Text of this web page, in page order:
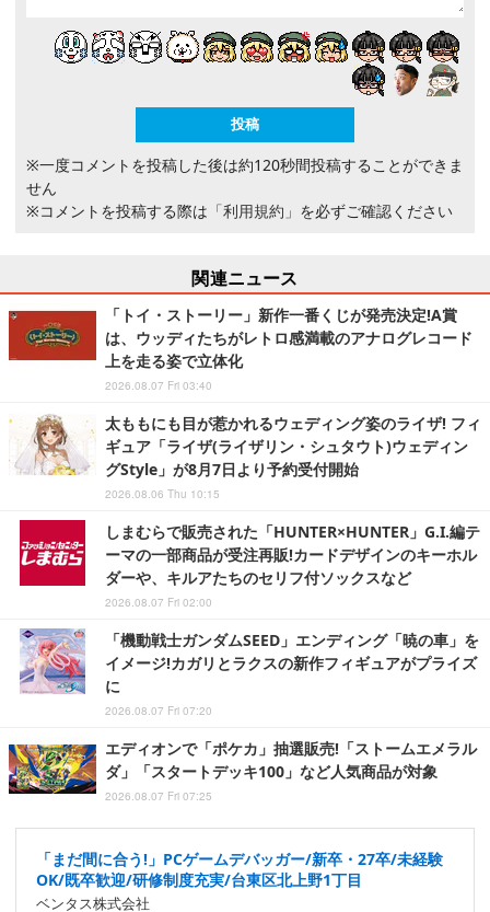
※一度コメントを投稿した後は約120秒間投稿することができま
せん
※コメントを投稿する際は 「利用規約」 を必ずご確認ください
関連ニュース
「トイ・ストーリー」新作一番くじが発売決定!A賞
は、ウッディたちがレトロ感満載のアナログレコード
上を走る姿で立体化
2026.08.07 Fri 03:40
太ももにも目が惹かれるウェディング姿のライザ! フィ
ギュア「ライザ(ライザリン・シュタウト)ウェディン
グStyle」が8月7日より予約受付開始
2026.08.06 Thu 10:15
しまむらで販売された「HUNTER×HUNTER」G.I.編テ
ーマの一部商品が受注再販!カードデザインのキーホル
ダーや、キルアたちのセリフ付ソックスなど
2026.08.07 Fri 02:00
「機動戦士ガンダムSEED」エンディング「暁の車」を
イメージ!カガリとラクスの新作フィギュアがプライズ
に
2026.08.07 Fri 07:20
エディオンで「ポケカ」抽選販売!「ストームエメラル
ダ」「スタートデッキ100」など人気商品が対象
2026.08.07 Fri 07:25
「まだ間に合う!」PCゲームデバッガー/新卒・27卒/未経験
OK/既卒歓迎/研修制度充実/台東区北上野1丁目
ベンタス株式会社